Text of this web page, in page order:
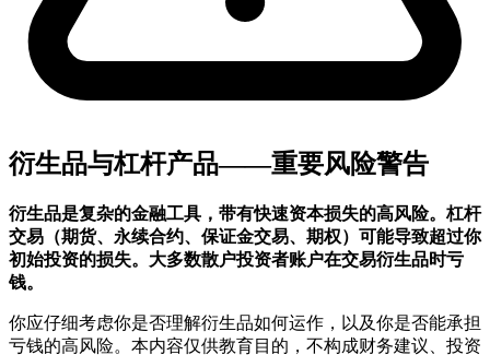
衍生品与杠杆产品——重要风险警告
衍生品是复杂的金融工具，带有快速资本损失的高风险。杠杆
交易（期货、永续合约、保证金交易、期权）可能导致超过你
初始投资的损失。大多数散户投资者账户在交易衍生品时亏
钱。
你应仔细考虑你是否理解衍生品如何运作，以及你是否能承担
亏钱的高风险。本内容仅供教育目的，不构成财务建议、投资